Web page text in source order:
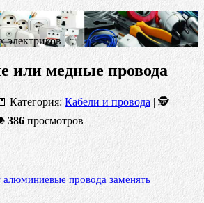
электриков
или медные провода
Категория: Кабели и провода | 🕵
386 просмотров
провода заменять